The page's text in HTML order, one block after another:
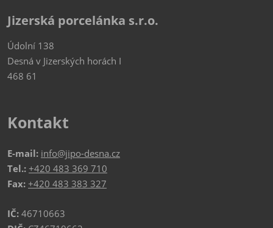
Jizerská porcelánka s.r.o.
Údolní 138
Desná v Jizerských horách I
468 61
Kontakt
E-mail: info@jipo-desna.cz
Tel.: +420 483 369 710
Fax: +420 483 383 327
IČ: 46710663